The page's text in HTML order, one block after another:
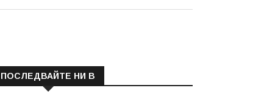
ПОСЛЕДВАЙТЕ НИ В